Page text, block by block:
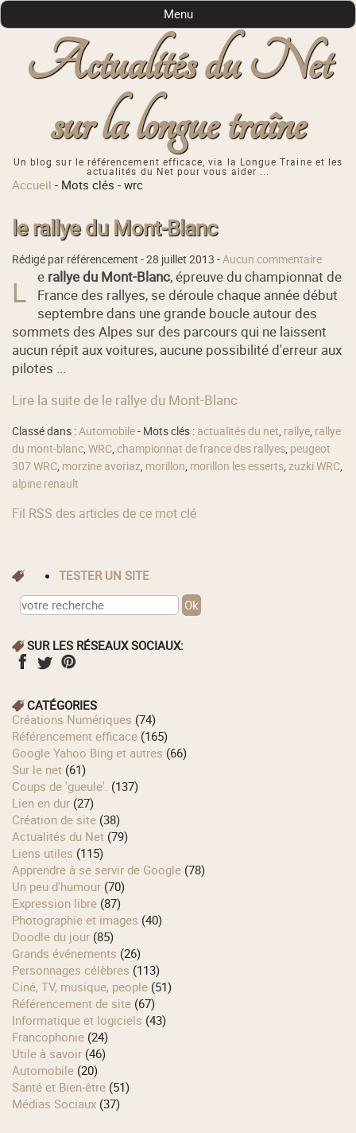
Actualités du Net
sur la longue traîne
Un blog sur le référencement efficace, via la Longue Traine et les
actualités du Net pour vous aider ...
Menu
Accueil - Mots clés -wrc
le rallye du Mont-Blanc
Rédigé par référencement -28 juillet 2013 -Aucun commentaire
L e rallye du Mont-Blanc, épreuve du championnat de
France des rallyes, se déroule chaque année début
septembre dans une grande boucle autour des
sommets des Alpes sur des parcours qui ne laissent
aucun répit aux voitures, aucune possibilité d'erreur aux
pilotes ...
Lire la suite de le rallye du Mont-Blanc
Classé dans :Automobile- Mots clés : actualités du net, rallye, rallye
du mont-blanc,WRC,championnat de france des rallyes, peugeot
307 WRC, morzine avoriaz, morillon, morillon les esserts,zuzki WRC,
alpine renault
Fil RSS des articles de ce mot clé
TESTER UN SITE
SUR LES RÉSEAUX SOCIAUX:
CATÉGORIES
Créations Numériques (74)
Référencement efficace (165)
Google Yahoo Bing et autres (66)
Sur le net (61)
Coups de 'gueule'. (137)
Lien en dur (27)
Création de site (38)
Actualités du Net (79)
Liens utiles (115)
Apprendre à se servir de Google (78)
Un peu d'humour (70)
Expression libre (87)
Photographie et images (40)
Doodle du jour (85)
Grands événements (26)
Personnages célèbres (113)
Ciné, TV, musique, people (51)
Référencement de site (67)
Informatique et logiciels (43)
Francophonie (24)
Utile à savoir (46)
Automobile (20)
Santé et Bien-être (51)
Médias Sociaux (37)